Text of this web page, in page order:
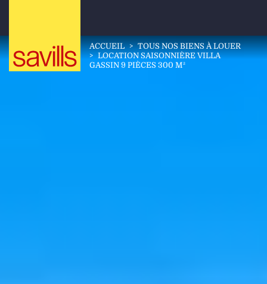
ACCUEIL > TOUS NOS BIENS À LOUER
> LOCATION SAISONNIÈRE VILLA
GASSIN 9 PIÈCES 300 M²